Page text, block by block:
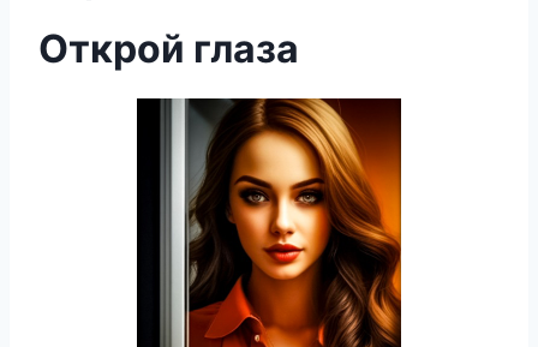
Открой глаза